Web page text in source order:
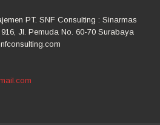
PT. SNF Consulting : Sinarmas
Jl. Pemuda No. 60-70 Surabaya